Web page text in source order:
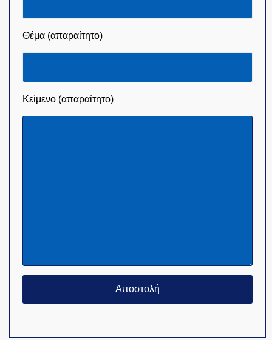
Θέμα (απαραίτητο)
Κείμενο (απαραίτητο)